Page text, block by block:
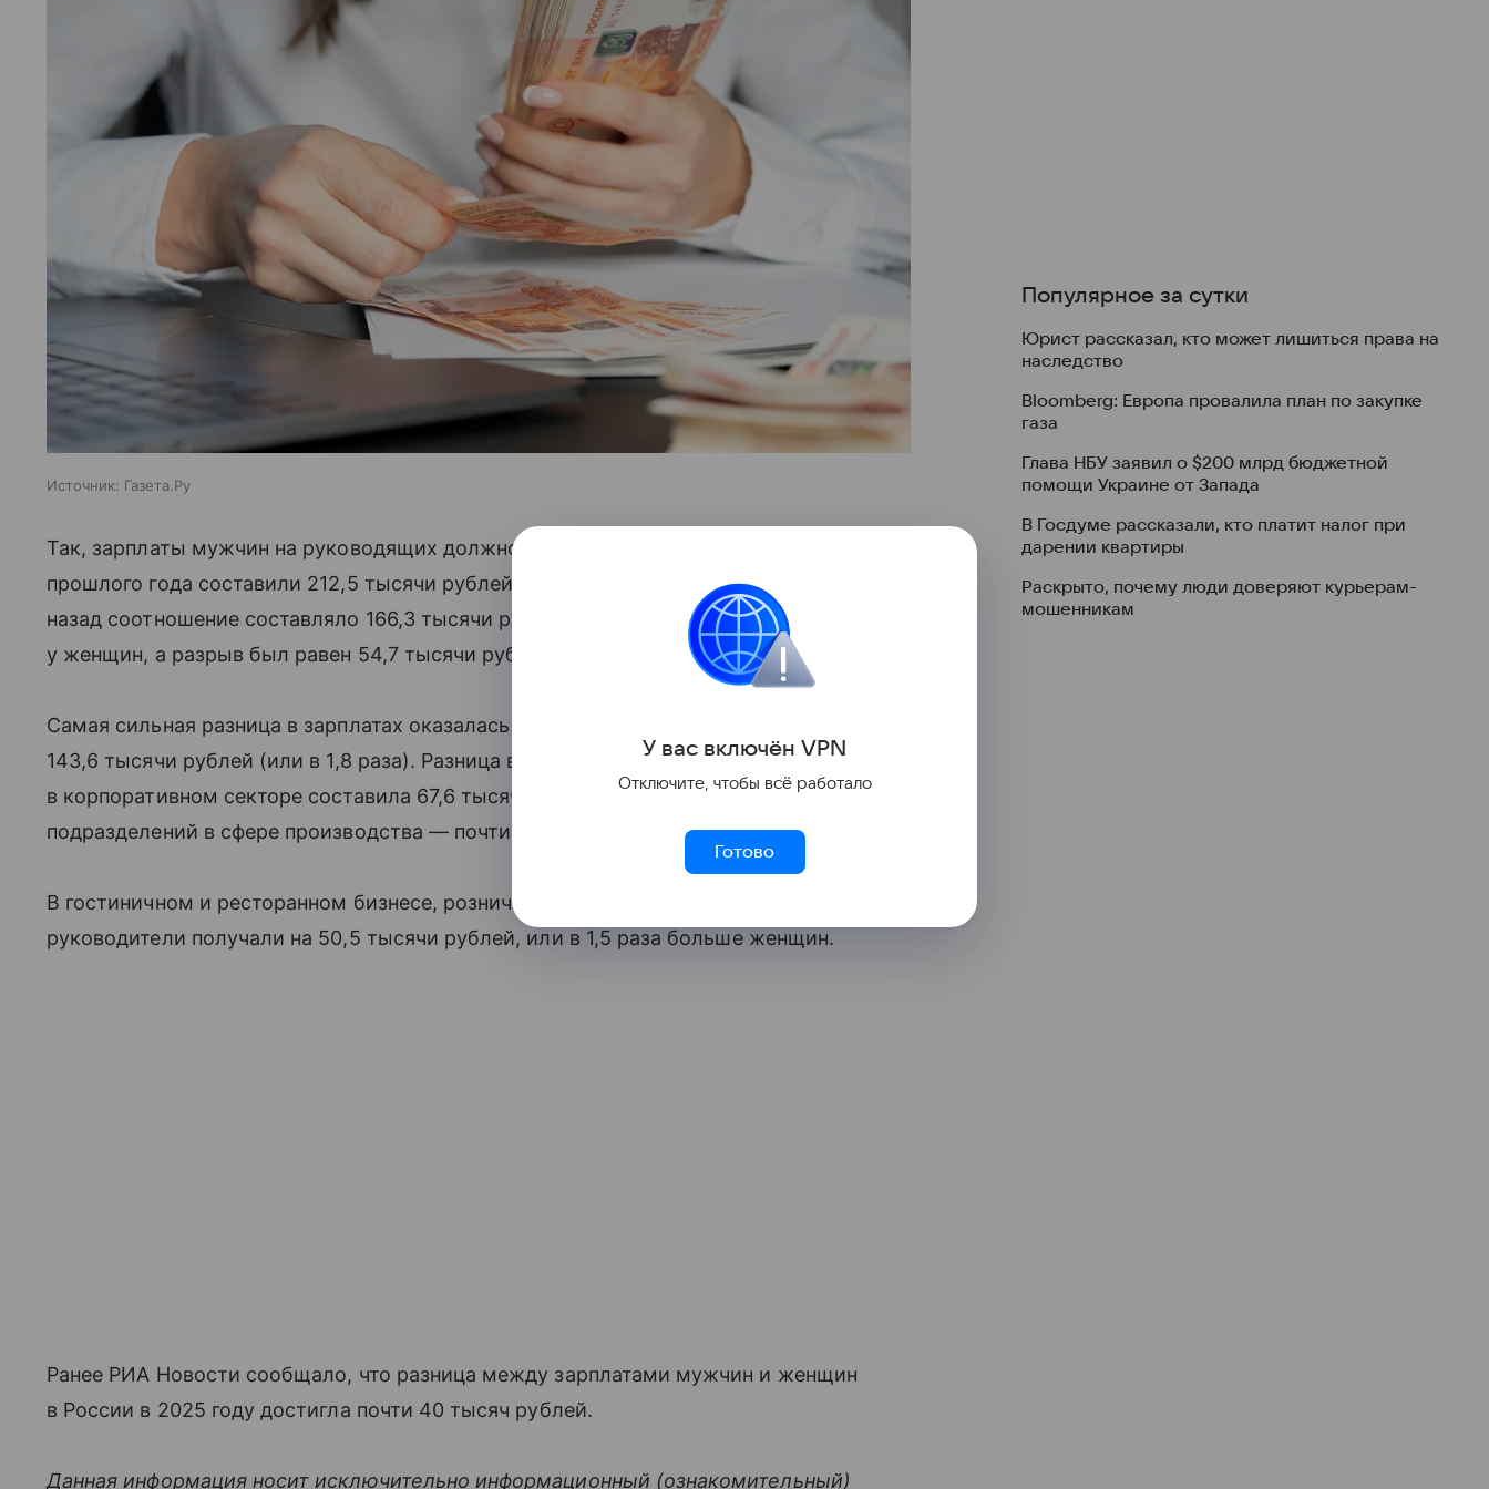
Источник: Газета.Ру
Так, зарплаты мужчин на руководящих должностях в среднем по стране в октябре
прошлого года составили 212,5 тысячи рублей, а женщин — 141,3 тысячи. Два года
назад соотношение составляло 166,3 тысячи рублей у мужчин и 111,5 тысяч
у женщин, а разрыв был равен 54,7 тысячи рублей.
Самая сильная разница в зарплатах оказалась у руководителей высшего звена —
143,6 тысячи рублей (или в 1,8 раза). Разница в трудовых
доходахуправляющих
в корпоративном секторе составила 67,6 тысячи рублей (в 1,4 раза), у руководителей
подразделений в сфере производства — почти 64 тысячи (в 1,5 раза).
В гостиничном и ресторанном бизнесе, розничной и оптовой торговле мужчины-
руководители получали на 50,5 тысячи рублей, или в 1,5 раза больше женщин.
Ранее РИА Новости сообщало, что разница между зарплатами мужчин и женщин
в России в 2025 году достигла почти 40 тысяч рублей.
Данная информация носит исключительно информационный (ознакомительный)
Популярное за сутки
Юрист рассказал, кто может лишиться права на
наследство
Bloomberg: Европа провалила план по закупке
газа
Глава НБУ заявил о $200 млрд бюджетной
помощи Украине от Запада
В Госдуме рассказали, кто платит налог при
дарении квартиры
Раскрыто, почему люди доверяют курьерам-
мошенникам
У вас включён VPN
Отключите, чтобы всё работало
Готово